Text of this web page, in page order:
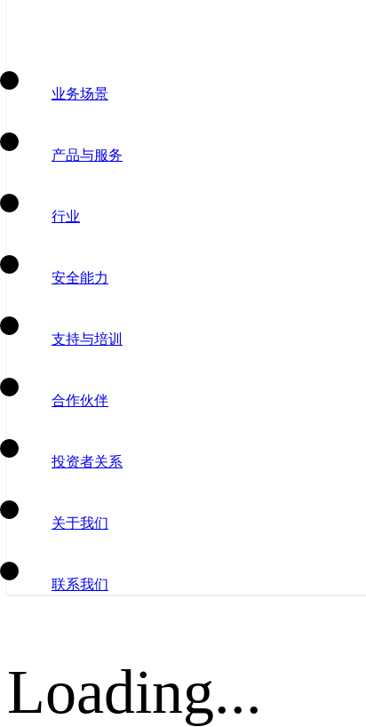
业务场景
产品与服务
行业
安全能力
支持与培训
合作伙伴
投资者关系
关于我们
联系我们
Loading...